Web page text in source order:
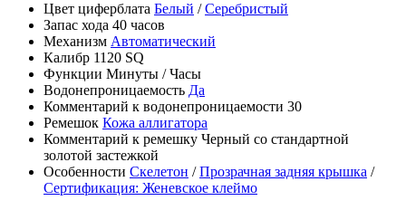
Цвет циферблата Белый /Серебристый
Запас хода 40 часов
Механизм Автоматический
Калибр 1120 SQ
Функции Минуты /Часы
Водонепроницаемость Да
Комментарий к водонепроницаемости 30
Ремешок Кожа аллигатора
Комментарий к ремешку Черный со стандартной
золотой застежкой
Особенности Скелетон /Прозрачная задняя крышка /
Сертификация: Женевское клеймо